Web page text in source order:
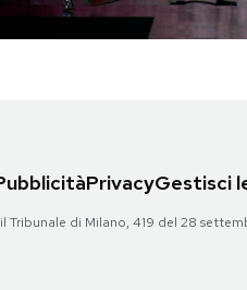
PrivacyGestisci
Tribunale di Milano, 419 del 28